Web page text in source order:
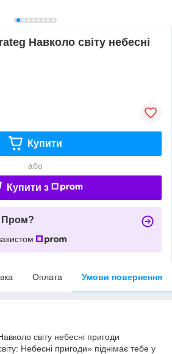
Навколо світу небесні
Купити
або
Купити з
Пром?
Оплата Умови повернення
світу небесні пригоди
Небесні пригоди» піднімає тебе у